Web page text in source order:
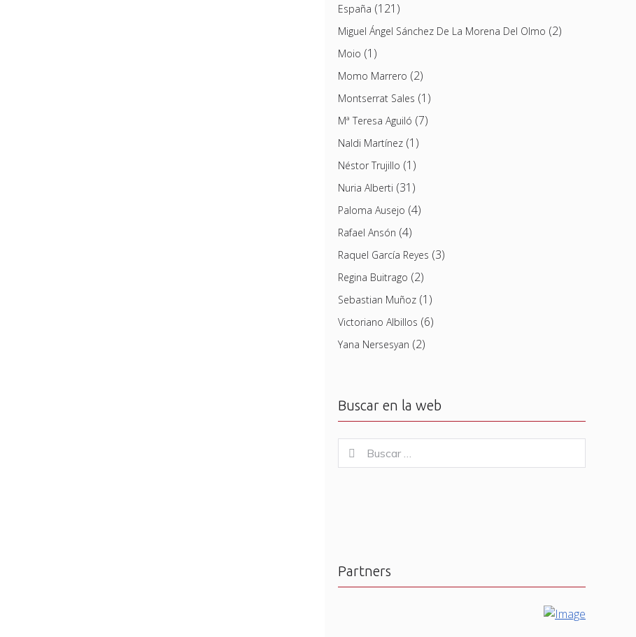
España (121)
Miguel Ángel Sánchez De La Morena Del Olmo (2)
Moio (1)
Momo Marrero (2)
Montserrat Sales (1)
Mª Teresa Aguiló (7)
Naldi Martínez(1)
Néstor Trujillo (1)
Nuria Alberti (31)
Paloma Ausejo (4)
Rafael Ansón (4)
Raquel García Reyes (3)
Regina Buitrago (2)
Sebastian Muñoz(1)
Victoriano Albillos (6)
Yana Nersesyan (2)
Buscar en la web
for:
Buscar
Partners